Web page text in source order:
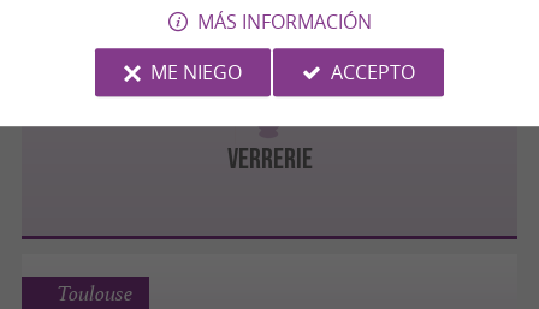
Verrerie
Portet-sur-Garonne
Toulouse
MÁS INFORMACIÓN
ME NIEGO
ACCEPTO